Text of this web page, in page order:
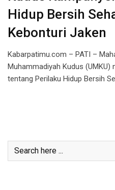
Hidup Bersih
Kebonturi Jaken
Kabarpatimu.com – PATI –
Muhammadiyah Kudus (UMKU)
tentang Perilaku Hidup Bersih